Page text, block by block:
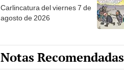
Carlincatura del viernes 7 de
agosto de 2026
Notas Recomendadas